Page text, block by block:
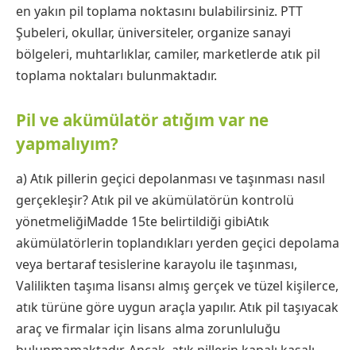
en yakın pil toplama noktasını bulabilirsiniz. PTT
Şubeleri, okullar, üniversiteler, organize sanayi
bölgeleri, muhtarlıklar, camiler, marketlerde atık pil
toplama noktaları bulunmaktadır.
Pil ve akümülatör atığım var ne
yapmalıyım?
a) Atık pillerin geçici depolanması ve taşınması nasıl
gerçekleşir? Atık pil ve akümülatörün kontrolü
yönetmeliğiMadde 15te belirtildiği gibiAtık
akümülatörlerin toplandıkları yerden geçici depolama
veya bertaraf tesislerine karayolu ile taşınması,
Valilikten taşıma lisansı almış gerçek ve tüzel kişilerce,
atık türüne göre uygun araçla yapılır. Atık pil taşıyacak
araç ve firmalar için lisans alma zorunluluğu